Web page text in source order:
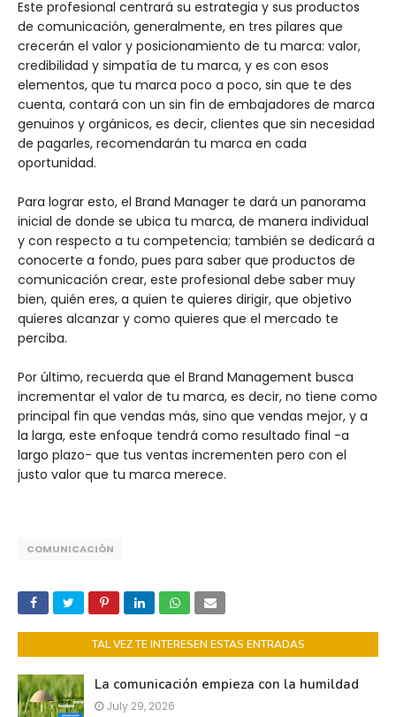
Este profesional centrará su estrategia y sus productos
de comunicación, generalmente, en tres pilares que
crecerán el valor y posicionamiento de tu marca: valor,
credibilidad y simpatía de tu marca, y es con esos
elementos, que tu marca poco a poco, sin que te des
cuenta, contará con un sin fin de embajadores de marca
genuinos y orgánicos, es decir, clientes que sin necesidad
de pagarles, recomendarán tu marca en cada
oportunidad.
Para lograr esto, el Brand Manager te dará un panorama
inicial de donde se ubica tu marca, de manera individual
y con respecto a tu competencia; también se dedicará a
conocerte a fondo, pues para saber que productos de
comunicación crear, este profesional debe saber muy
bien, quién eres, a quien te quieres dirigir, que objetivo
quieres alcanzar y como quieres que el mercado te
perciba.
Por último, recuerda que el Brand Management busca
incrementar el valor de tu marca, es decir, no tiene como
principal fin que vendas más, sino que vendas mejor, y a
la larga, este enfoque tendrá como resultado final -a
largo plazo- que tus ventas incrementen pero con el
justo valor que tu marca merece.
COMUNICACIÓN
TAL VEZ TE INTERESEN ESTAS ENTRADAS
La comunicación empieza con la humildad
July 29, 2026